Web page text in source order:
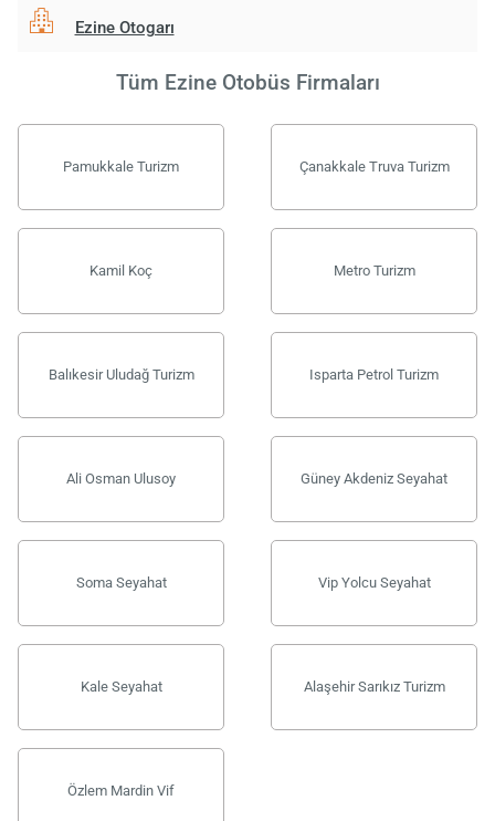
Ezine Otogarı
Tüm Ezine Otobüs Firmaları
Pamukkale Turizm Çanakkale Truva Turizm
Kamil Koç Metro Turizm
Balıkesir Uludağ Turizm Isparta Petrol Turizm
Ali Osman Ulusoy Güney Akdeniz Seyahat
Soma Seyahat Vip Yolcu Seyahat
Kale Seyahat Alaşehir Sarıkız Turizm
Özlem Mardin Vif